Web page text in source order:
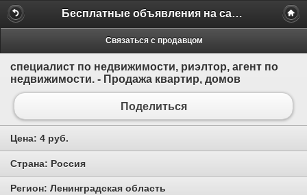
Бесплатные объявления на сайте MILAMO.ru
Связаться с продавцом
специалист по недвижимости, риэлтор, агент по
недвижимости. - Продажа квартир, домов
Поделиться
Цена: 4 руб.
Страна: Россия
Регион: Ленинградская область